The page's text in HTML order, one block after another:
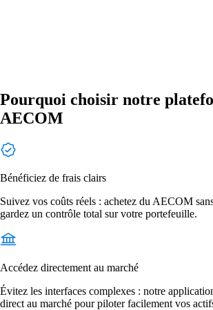
Pourquoi choisir notre
AECOM
Bénéficiez de frais clairs
Suivez vos coûts réels : achetez du AECOM
gardez un contrôle total sur votre portefeuille.
Accédez directement au marché
Évitez les interfaces complexes : notre
direct au marché pour piloter facilement vos